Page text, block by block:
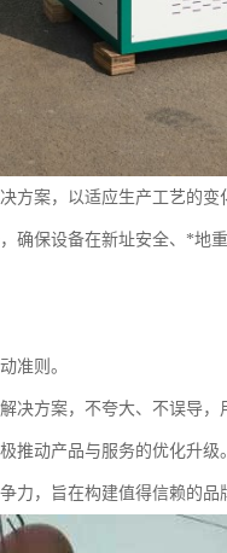
方案，以适应生产工艺的变
确保设备在新址安全、*地
准则。
决方案，不夸大、不误导
推动产品与服务的优化升级
力，旨在构建值得信赖的品